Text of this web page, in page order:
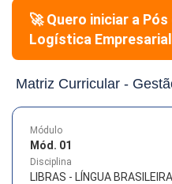
🚀 Quero iniciar a Pós
Logística Empresarial
Matriz Curricular -
Módulo
Mód. 01
Disciplina
LIBRAS - LÍNGUA